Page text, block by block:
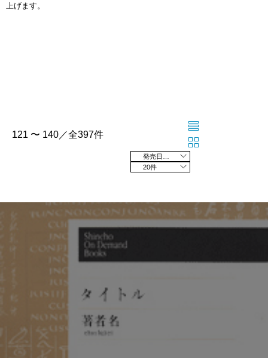
上げます。
121 〜 140／全397件
20件